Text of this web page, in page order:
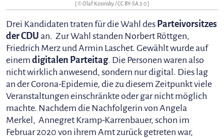
[ © Olaf Kosinsky /CC BY-SA 3.0]
Drei Kandidaten traten für die Wahl des Parteivorsitzes
der CDU an. Zur Wahl standen Norbert Röttgen,
Friedrich Merz und Armin Laschet. Gewählt wurde auf
einem digitalen Parteitag. Die Personen waren also
nicht wirklich anwesend, sondern nur digital. Dies lag
an der Corona-Epidemie, die zu diesem Zeitpunkt viele
Veranstaltungen einschränkte oder gar nicht möglich
machte. Nachdem die Nachfolgerin von Angela
Merkel, Annegret Kramp-Karrenbauer, schon im
Februar 2020 von ihrem Amt zurück getreten war,